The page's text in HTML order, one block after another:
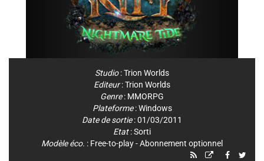
Studio:Trion Worlds
Editeur:Trion Worlds
Genre: MMORPG
Plateforme:Windows
Date de sortie: 01/03/2011
Etat: Sorti
Modèle éco. : Free-to-play - Abonnement optionnel